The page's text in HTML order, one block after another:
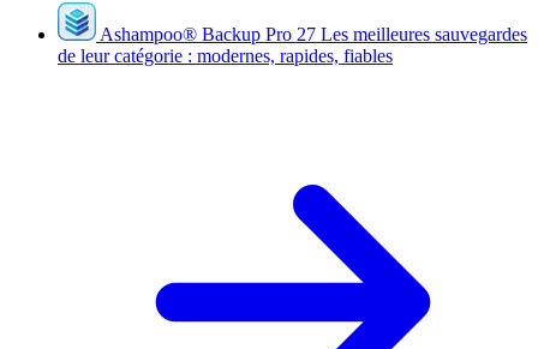
Ashampoo® Backup Pro 27 Les meilleures sauvegardes
de leur catégorie : modernes, rapides, fiables